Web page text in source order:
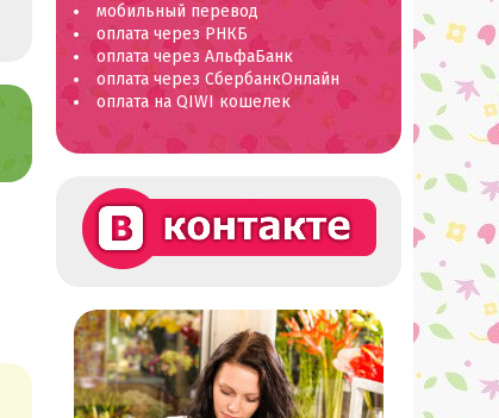
мобильный перевод
оплата через РНКБ
оплата через АльфаБанк
оплата через СбербанкОнлайн
оплата на QIWI кошелек